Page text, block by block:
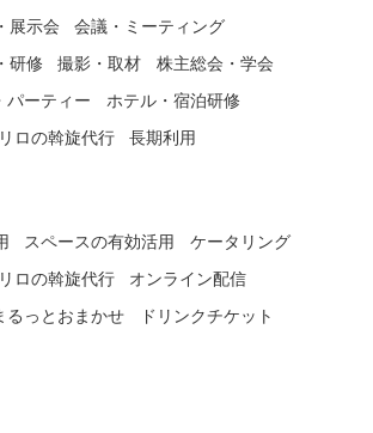
展示会
会議・ミーティング
研修
撮影・取材
株主総会・学会
パーティー
ホテル・宿泊研修
ロの斡旋代行
長期利用
スペースの有効活用
ケータリング
ロの斡旋代行
オンライン配信
るっとおまかせ
ドリンクチケット